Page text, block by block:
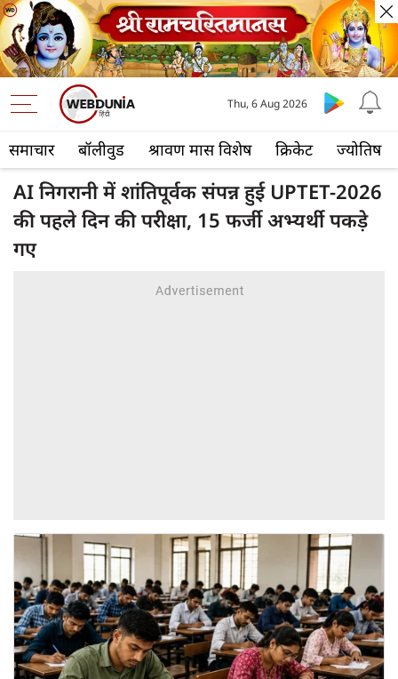
समाचार बॉलीवुड श्रावण मास विशेष क्रिकेट ज्योतिष
Thu, 6 Aug 2026
AI निगरानी में शांतिपूर्वक संपन्न हुई UPTET-2026
की पहले दिन की परीक्षा, 15 फर्जी अभ्यर्थी पकड़े
गए